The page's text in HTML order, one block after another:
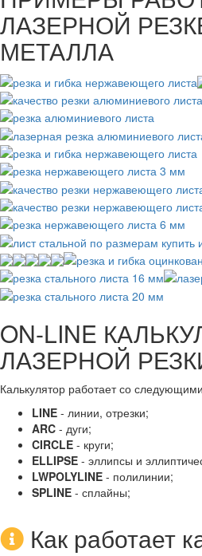
ЛАЗЕРНОЙ
МЕТАЛЛА
ON-LINE
ЛАЗЕРНОЙ
Калькулятор работает со
LINE - линии, отрезки;
ARC - дуги;
CIRCLE - круги;
ELLIPSE - эллипсы и
LWPOLYLINE - полилинии;
SPLINE - сплайны;
Как работает